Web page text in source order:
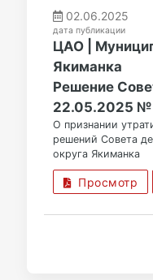
02.06.2025
дата публикации
ЦАО |
Якиманка
Решение
22.05.2025 №
О признании
решений Совета
округа Якиманка
Просмотр